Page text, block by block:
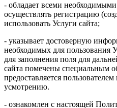
- обладает всеми
осуществлять регистрацию
использовать Услуги сайта;
- указывает достоверную
необходимых для пользования
для заполнения поля для
сайта помечены специальным
предоставляется
усмотрению.
- ознакомлен с настоящей